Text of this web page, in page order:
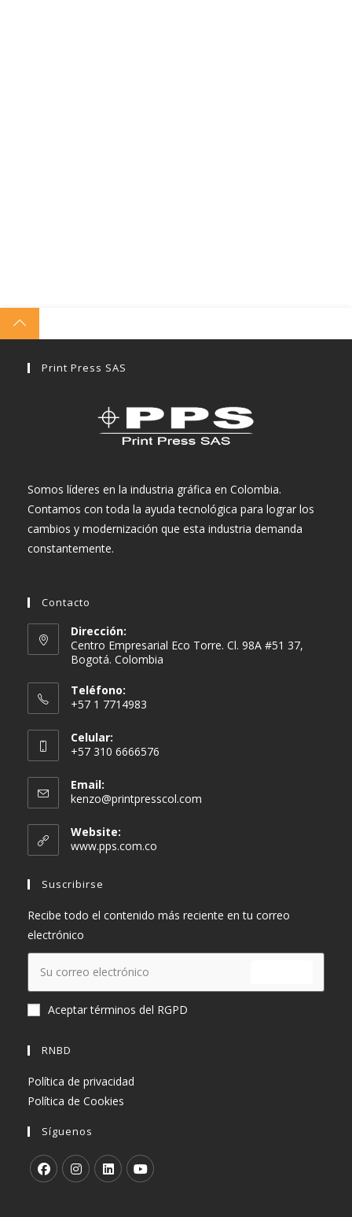
Print Press SAS
Somos líderes en la industria gráfica en Colombia.
Contamos con toda la ayuda tecnológica para lograr los
cambios y modernización que esta industria demanda
constantemente.
Contacto
Dirección:
Centro Empresarial Eco Torre. Cl. 98A #51 37,
Bogotá. Colombia
Teléfono:
+57 1 7714983
Celular:
+57 310 6666576
Email:
kenzo@printpresscol.com
Website:
www.pps.com.co
Suscribirse
Recibe todo el contenido más reciente en tu correo
electrónico
Aceptar términos del RGPD
RNBD
Política de privacidad
Política de Cookies
Síguenos